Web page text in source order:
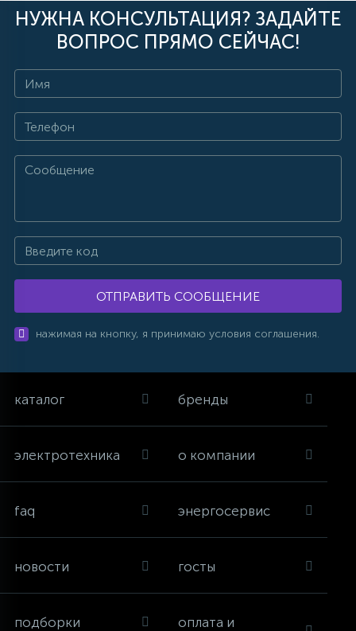
НУЖНА КОНСУЛЬТАЦИЯ? ЗАДАЙТЕ
ВОПРОС ПРЯМО СЕЙЧАС!
ОТПРАВИТЬ СООБЩЕНИЕ
нажимая на кнопку, я принимаю условия соглашения.
каталог бренды
электротехника о компании
faq энергосервис
новости госты
подборки
оплата и